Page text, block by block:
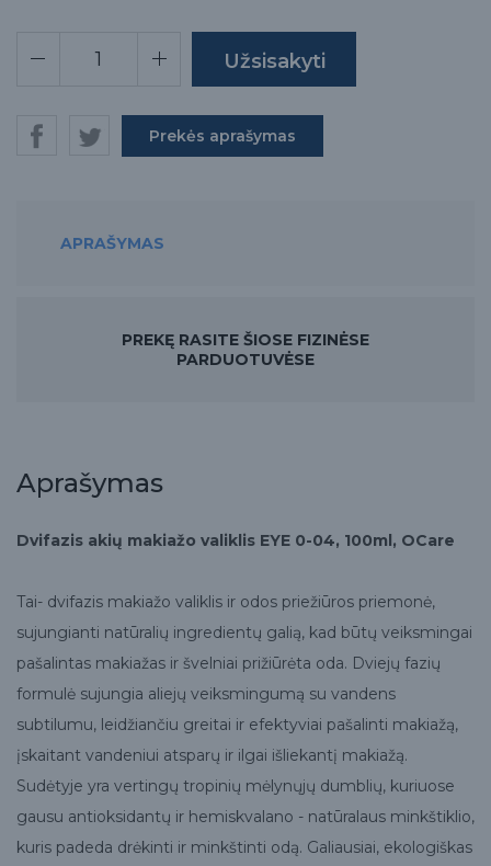
Prekės aprašymas
APRAŠYMAS
PREKĘ RASITE ŠIOSE FIZINĖSE
PARDUOTUVĖSE
Aprašymas
Dvifazis akių makiažo valiklis EYE 0-04, 100ml, OCare
Tai- dvifazis makiažo valiklis ir odos priežiūros priemonė,
sujungianti natūralių ingredientų galią, kad būtų veiksmingai
pašalintas makiažas ir švelniai prižiūrėta oda. Dviejų fazių
formulė sujungia aliejų veiksmingumą su vandens
subtilumu, leidžiančiu greitai ir efektyviai pašalinti makiažą,
įskaitant vandeniui atsparų ir ilgai išliekantį makiažą.
Sudėtyje yra vertingų tropinių mėlynųjų dumblių, kuriuose
gausu antioksidantų ir hemiskvalano - natūralaus minkštiklio,
kuris padeda drėkinti ir minkštinti odą. Galiausiai, ekologiškas